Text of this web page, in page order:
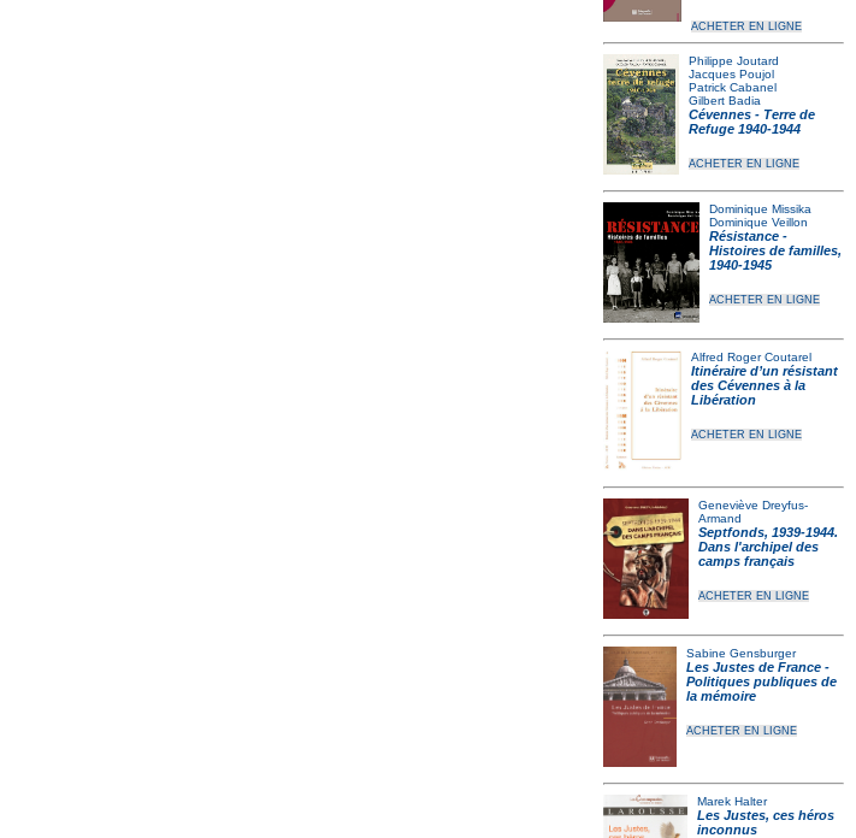
ACHETER EN LIGNE
Philippe Joutard
Jacques Poujol
Patrick Cabanel
Gilbert Badia
Cévennes - Terre de
Refuge 1940-1944
ACHETER EN LIGNE
Dominique Missika
Dominique Veillon
Résistance -
Histoires de familles,
1940-1945
ACHETER EN LIGNE
Alfred Roger Coutarel
Itinéraire d’un résistant
des Cévennes à la
Libération
ACHETER EN LIGNE
Geneviève Dreyfus-
Armand
Septfonds, 1939-1944.
Dans l'archipel des
camps français
ACHETER EN LIGNE
Sabine Gensburger
Les Justes de France -
Politiques publiques de
la mémoire
ACHETER EN LIGNE
Marek Halter
Les Justes, ces héros
inconnus